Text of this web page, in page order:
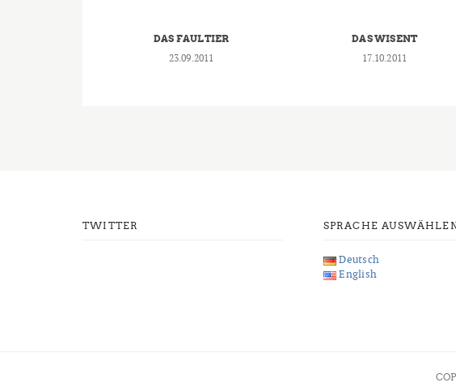
DAS FAULTIER
23.09.2011
DAS WISENT
17.10.2011
TWITTER SPRACHE
Deutsch
English